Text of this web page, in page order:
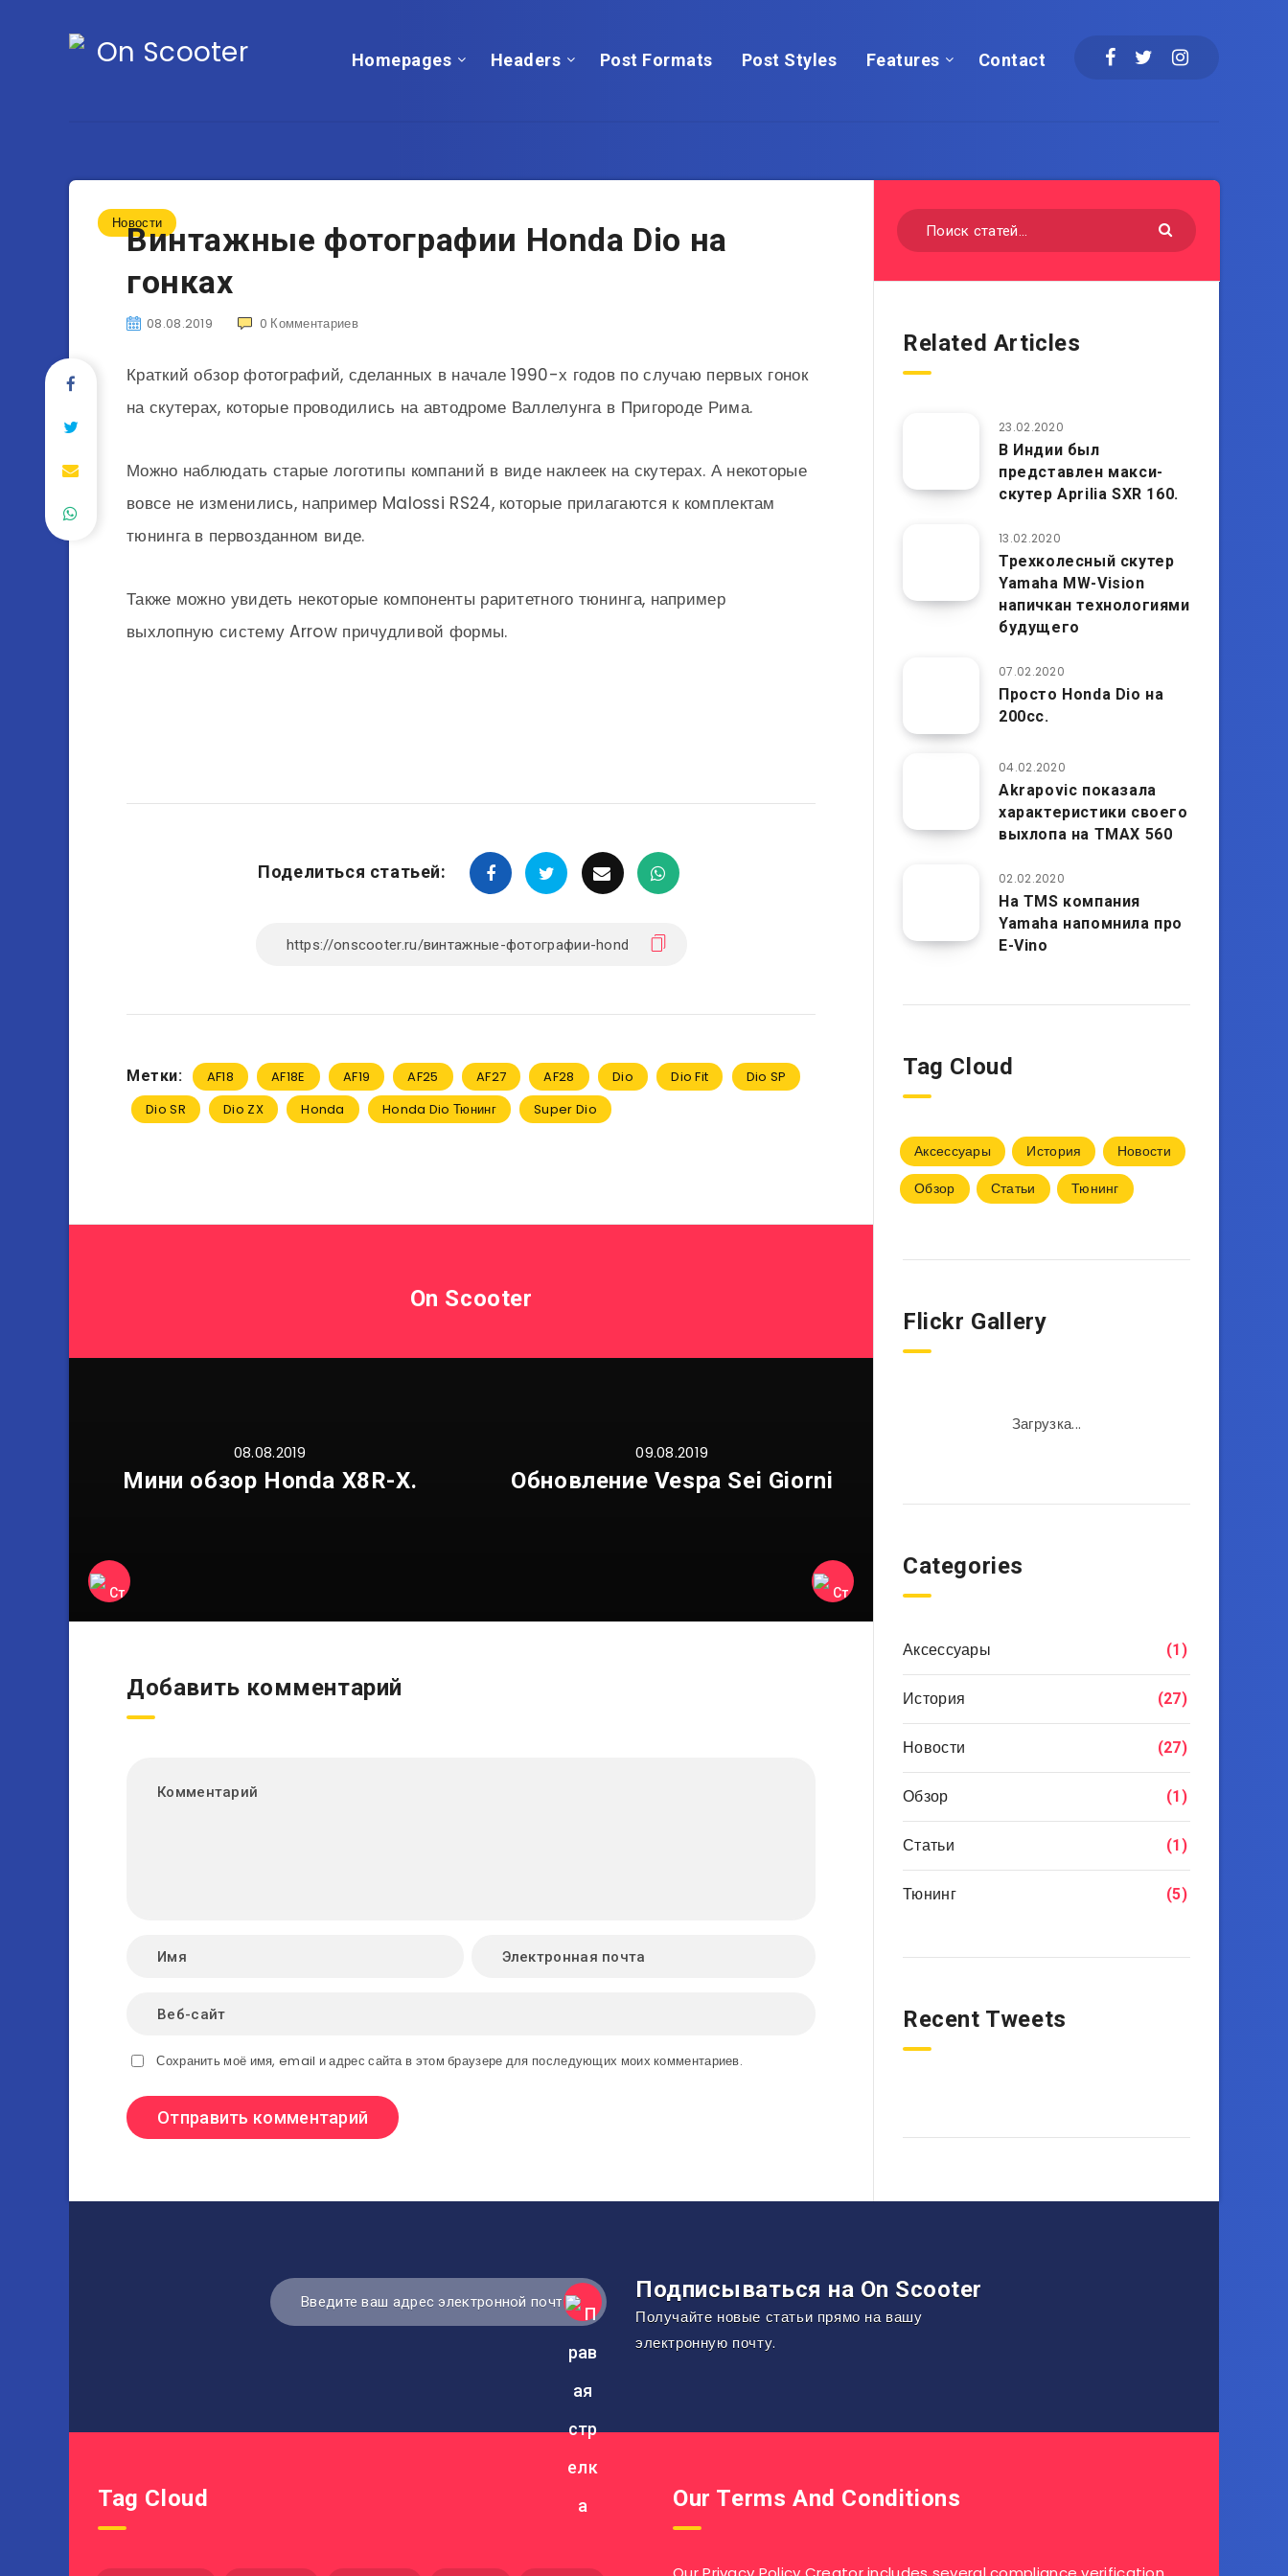
Homepages Headers Post Formats Post Styles Features Contact
Новости
Винтажные фотографии Honda Dio на
гонках
08.08.2019 0 Комментариев
Краткий обзор фотографий, сделанных в начале 1990-х годов по случаю первых гонок
на скутерах, которые проводились на автодроме Валлелунга в Пригороде Рима.
Можно наблюдать старые логотипы компаний в виде наклеек на скутерах. А некоторые
вовсе не изменились, например Malossi RS24, которые прилагаются к комплектам
тюнинга в первозданном виде.
Также можно увидеть некоторые компоненты раритетного тюнинга, например
выхлопную систему Arrow причудливой формы.
Поделиться статьей:
Метки: AF18 AF18E AF19 AF25 AF27 AF28 Dio Dio Fit
Dio SP
Dio SR
Dio ZX Honda Honda Dio Тюнинг Super Dio
On Scooter
08.08.2019
Мини обзор Honda X8R-X.
09.08.2019
Обновление Vespa Sei Giorni
Добавить комментарий
Сохранить моё имя, email и адрес сайта в этом браузере для последующих моих комментариев.
Related Articles
23.02.2020
В Индии был
представлен макси-
скутер Aprilia SXR 160.
13.02.2020
Трехколесный скутер
Yamaha MW-Vision
напичкан технологиями
будущего
07.02.2020
Просто Honda Dio на
200cc.
04.02.2020
Akrapoviс показала
характеристики своего
выхлопа на TMAX 560
02.02.2020
На TMS компания
Yamaha напомнила про
E-Vino
Tag Cloud
Аксессуары История
Новости
Обзор
Статьи Тюнинг
Flickr Gallery
Загрузка...
Categories
Аксессуары (1)
История (27)
Новости (27)
Обзор (1)
Статьи (1)
Тюнинг (5)
Recent Tweets
Подписываться на On Scooter
Получайте новые статьи прямо на вашу
электронную почту.
Tag Cloud Our Terms And Conditions